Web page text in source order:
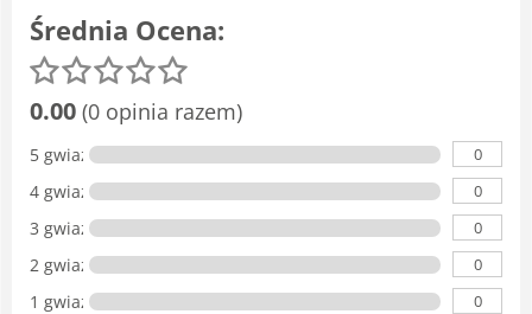
Średnia Ocena:
0.00 (0 opinia razem)
5 gwiazdka 0
4 gwiazdki 0
3 gwiazdki 0
2 gwiazdki 0
1 gwiazdka 0